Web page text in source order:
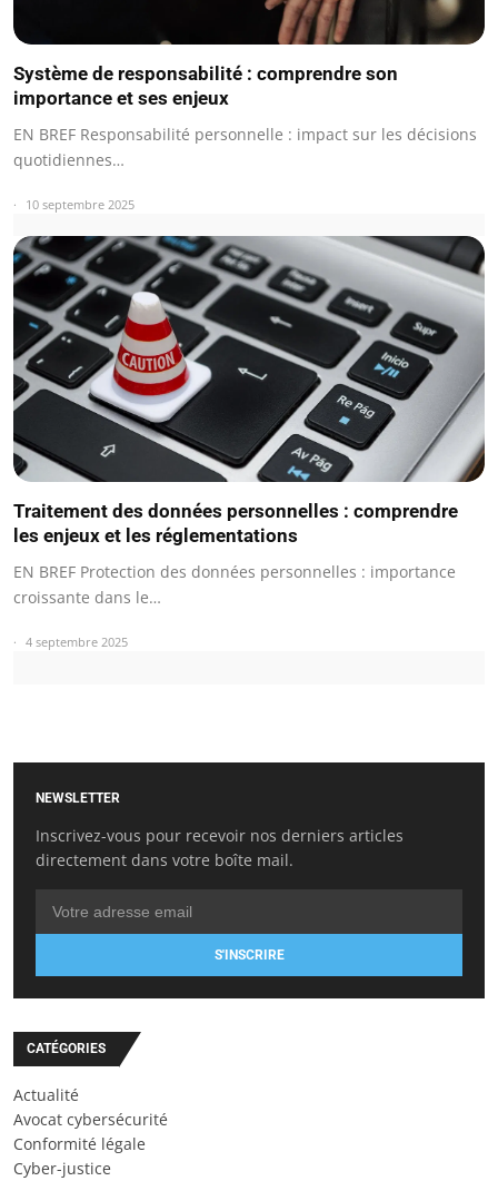
Système de responsabilité : comprendre son
importance et ses enjeux
EN BREF Responsabilité personnelle : impact sur les décisions
quotidiennes…
10 septembre 2025
Traitement des données personnelles : comprendre
les enjeux et les réglementations
EN BREF Protection des données personnelles : importance
croissante dans le…
4 septembre 2025
NEWSLETTER
Inscrivez-vous pour recevoir nos derniers articles
directement dans votre boîte mail.
S'INSCRIRE
CATÉGORIES
Actualité
Avocat cybersécurité
Conformité légale
Cyber-justice